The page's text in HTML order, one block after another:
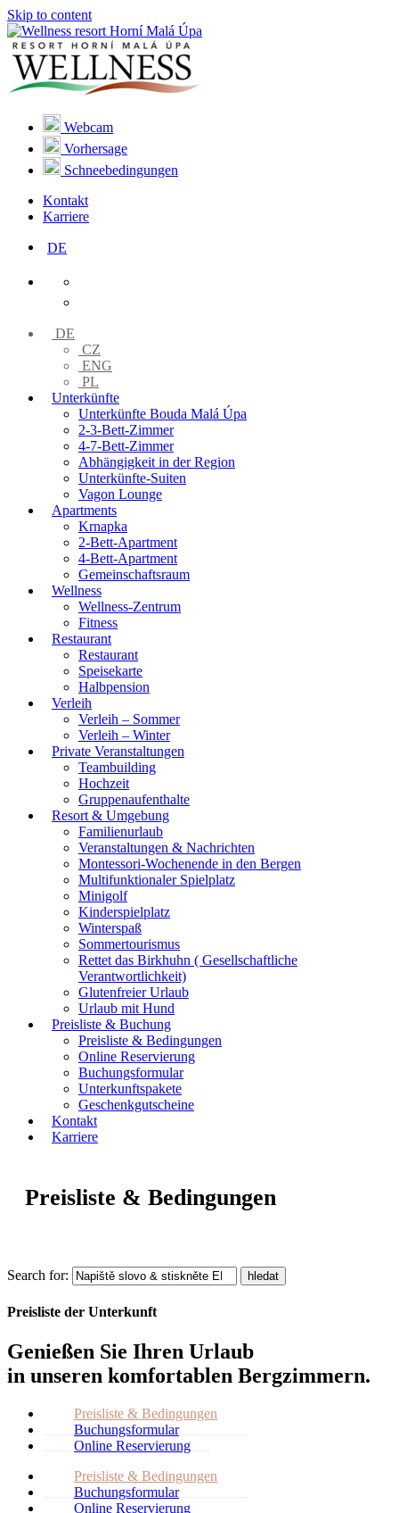
Skip to content
Webcam
Vorhersage
Schneebedingungen
Kontakt
Karriere
DE
DE
CZ
ENG
PL
Unterkünfte
Unterkünfte Bouda Malá Úpa
2-3-Bett-Zimmer
4-7-Bett-Zimmer
Abhängigkeit in der Region
Unterkünfte-Suiten
Vagon Lounge
Apartments
Krnapka
2-Bett-Apartment
4-Bett-Apartment
Gemeinschaftsraum
Wellness
Wellness-Zentrum
Fitness
Restaurant
Restaurant
Speisekarte
Halbpension
Verleih
Verleih – Sommer
Verleih – Winter
Private Veranstaltungen
Teambuilding
Hochzeit
Gruppenaufenthalte
Resort & Umgebung
Familienurlaub
Veranstaltungen & Nachrichten
Montessori-Wochenende in den Bergen
Multifunktionaler Spielplatz
Minigolf
Kinderspielplatz
Winterspaß
Sommertourismus
Rettet das Birkhuhn ( Gesellschaftliche
Verantwortlichkeit)
Glutenfreier Urlaub
Urlaub mit Hund
Preisliste & Buchung
Preisliste & Bedingungen
Online Reservierung
Buchungsformular
Unterkunftspakete
Geschenkgutscheine
Kontakt
Karriere
Preisliste & Bedingungen
Search for: hledat
Preisliste der Unterkunft
Genießen Sie Ihren Urlaub
in unseren komfortablen Bergzimmern.
Preisliste & Bedingungen
Buchungsformular
Online Reservierung
Preisliste & Bedingungen
Buchungsformular
Online Reservierung